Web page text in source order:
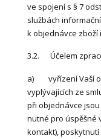
ve spojení s § 7
službách
k objednávce zboží
3.2. Účelem
a) vyřízení Vaší
vyplývajících ze
při objednávce
nutné pro úspěšné
kontakt),